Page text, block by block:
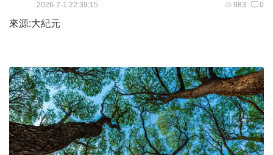
983 0
2026-7-1 22:39:15
來源:大紀元